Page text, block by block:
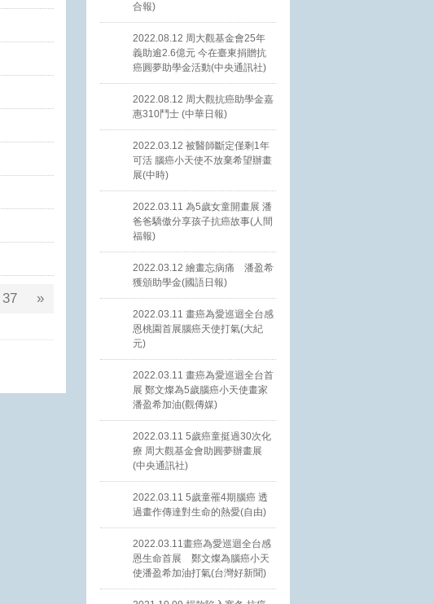
37 »
合報)
2022.08.12 周大觀基金會25年
義助逾2.6億元 今在臺東捐贈抗
癌圓夢助學金活動(中央通訊社)
2022.08.12 周大觀抗癌助學金嘉
惠310鬥士 (中華日報)
2022.03.12 被醫師斷定僅剩1年
可活 腦癌小天使不放棄希望辦畫
展(中時)
2022.03.11 為5歲女童開畫展 潘
爸爸驕傲分享孩子抗癌故事(人間
福報)
2022.03.12 繪畫忘病痛 潘盈希
獲頒助學金(國語日報)
2022.03.11 畫癌為愛巡迴全台感
恩桃園首展腦癌天使打氣(大紀
元)
2022.03.11 畫癌為愛巡迴全台首
展 鄭文燦為5歲腦癌小天使畫家
潘盈希加油(觀傳媒)
2022.03.11 5歲癌童挺過30次化
療 周大觀基金會助圓夢辦畫展
(中央通訊社)
2022.03.11 5歲童罹4期腦癌 透
過畫作傳達對生命的熱愛(自由)
2022.03.11畫癌為愛巡迴全台感
恩生命首展 鄭文燦為腦癌小天
使潘盈希加油打氣(台灣好新聞)